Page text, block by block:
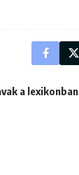
a lexikonban